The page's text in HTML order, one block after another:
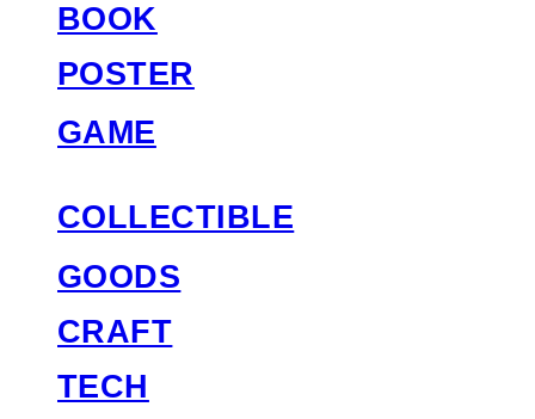
BOOK
POSTER
GAME
COLLECTIBLE
GOODS
CRAFT
TECH